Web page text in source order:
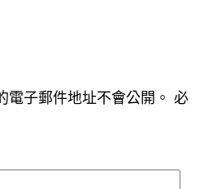
電子郵件地址不會公開。 必